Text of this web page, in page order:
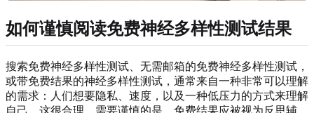
如何谨慎阅读免费神经多样性测试结果
搜索免费神经多样性测试、无需邮箱的免费神经多样性测试，
或带免费结果的神经多样性测试，通常来自一种非常可以理解
的需求：人们想要隐私、速度，以及一种低压力的方式来理解